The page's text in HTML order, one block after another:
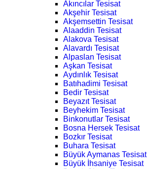
Akıncılar Tesisat
Akşehir Tesisat
Akşemsettin Tesisat
Alaaddin Tesisat
Alakova Tesisat
Alavardı Tesisat
Alpaslan Tesisat
Aşkan Tesisat
Aydınlık Tesisat
Batıhadimi Tesisat
Bedir Tesisat
Beyazıt Tesisat
Beyhekim Tesisat
Binkonutlar Tesisat
Bosna Hersek Tesisat
Bozkır Tesisat
Buhara Tesisat
Büyük Aymanas Tesisat
Büyük İhsaniye Tesisat